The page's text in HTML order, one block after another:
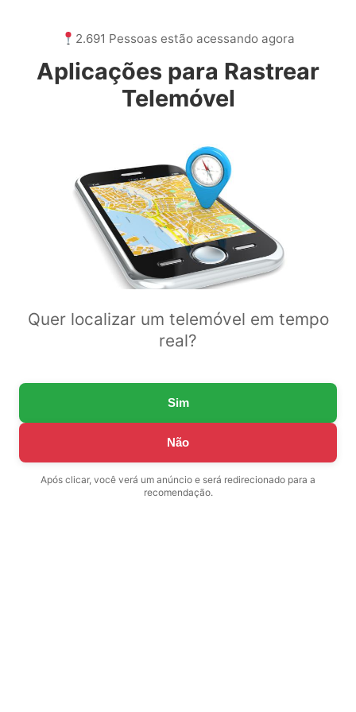
2.691 Pessoas estão acessando agora
Aplicações para Rastrear
Telemóvel
Quer localizar um telemóvel em tempo
real?
Sim
Não
Após clicar, você verá um anúncio e será redirecionado para a
recomendação.